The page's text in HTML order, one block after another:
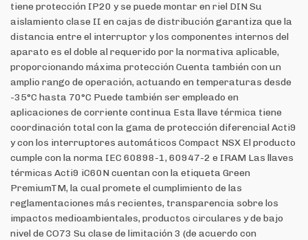
tiene protección IP20 y se puede montar en riel DIN Su
aislamiento clase II en cajas de distribución garantiza que la
distancia entre el interruptor y los componentes internos del
aparato es el doble al requerido por la normativa aplicable,
proporcionando máxima protección Cuenta también con un
amplio rango de operación, actuando en temperaturas desde
-35°C hasta 70°C Puede también ser empleado en
aplicaciones de corriente continua Esta llave térmica tiene
coordinación total con la gama de protección diferencial Acti9
y con los interruptores automáticos Compact NSX El producto
cumple con la norma IEC 60898-1, 60947-2 e IRAM Las llaves
térmicas Acti9 iC60N cuentan con la etiqueta Green
PremiumTM, la cual promete el cumplimiento de las
reglamentaciones más recientes, transparencia sobre los
impactos medioambientales, productos circulares y de bajo
nivel de CO73 Su clase de limitación 3 (de acuerdo con